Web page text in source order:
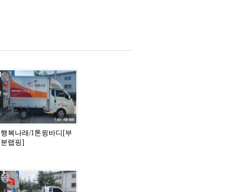
행복나래/1톤윙바디[부
분랩핑]